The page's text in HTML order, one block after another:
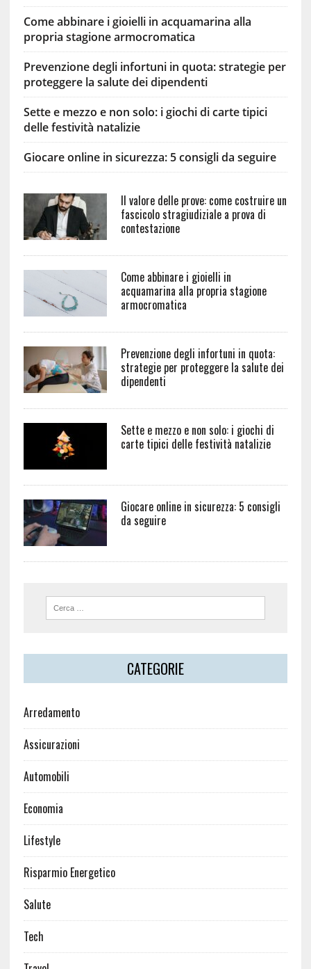
Come abbinare i gioielli in acquamarina alla
propria stagione armocromatica
Prevenzione degli infortuni in quota: strategie per
proteggere la salute dei dipendenti
Sette e mezzo e non solo: i giochi di carte tipici
delle festività natalizie
Giocare online in sicurezza: 5 consigli da seguire
Il valore delle prove: come costruire un
fascicolo stragiudiziale a prova di
contestazione
Come abbinare i gioielli in
acquamarina alla propria stagione
armocromatica
Prevenzione degli infortuni in quota:
strategie per proteggere la salute dei
dipendenti
Sette e mezzo e non solo: i giochi di
carte tipici delle festività natalizie
Giocare online in sicurezza: 5 consigli
da seguire
CATEGORIE
Arredamento
Assicurazioni
Automobili
Economia
Lifestyle
Risparmio Energetico
Salute
Tech